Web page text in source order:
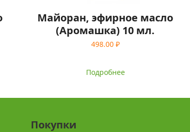
Майоран, эфирное масло
(Аромашка) 10 мл.
498.00 ₽
Подробнее
Покупки